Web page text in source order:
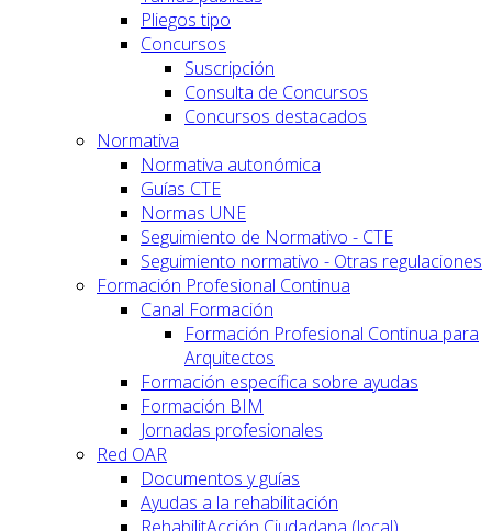
Pliegos tipo
Concursos
Suscripción
Consulta de Concursos
Concursos destacados
Normativa
Normativa autonómica
Guías CTE
Normas UNE
Seguimiento de Normativo - CTE
Seguimiento normativo - Otras regulaciones
Formación Profesional Continua
Canal Formación
Formación Profesional Continua para
Arquitectos
Formación específica sobre ayudas
Formación BIM
Jornadas profesionales
Red OAR
Documentos y guías
Ayudas a la rehabilitación
RehabilitAcción Ciudadana (local)